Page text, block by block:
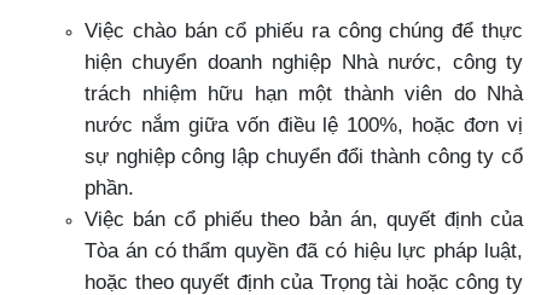
Việc chào bán cổ phiếu ra công chúng để thực
hiện chuyển doanh nghiệp Nhà nước, công ty
trách nhiệm hữu hạn một thành viên do Nhà
nước nắm giữa vốn điều lệ 100%, hoặc đơn vị
sự nghiệp công lập chuyển đổi thành công ty cổ
phần.
Việc bán cổ phiếu theo bản án, quyết định của
Tòa án có thẩm quyền đã có hiệu lực pháp luật,
hoặc theo quyết định của Trọng tài hoặc công ty